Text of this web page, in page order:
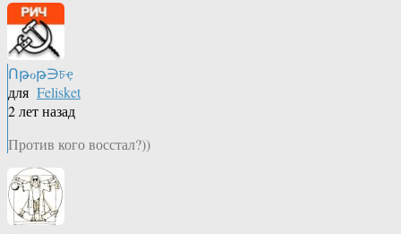
Ոթℴթ∋চҿ
для Felisket
2 лет назад
Против кого восстал?))